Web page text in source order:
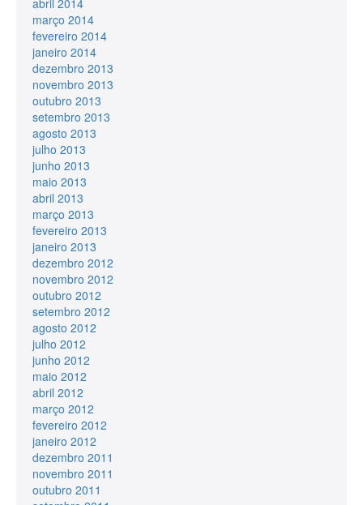
março 2014
fevereiro 2014
janeiro 2014
dezembro 2013
novembro 2013
outubro 2013
setembro 2013
agosto 2013
julho 2013
junho 2013
maio 2013
abril 2013
março 2013
fevereiro 2013
janeiro 2013
dezembro 2012
novembro 2012
outubro 2012
setembro 2012
agosto 2012
julho 2012
junho 2012
maio 2012
abril 2012
março 2012
fevereiro 2012
janeiro 2012
dezembro 2011
novembro 2011
outubro 2011